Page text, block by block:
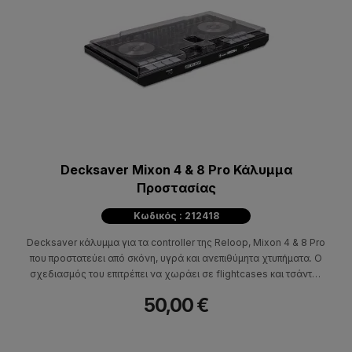
Decksaver Mixon 4 & 8 Pro Κάλυμμα
Προστασίας
Κωδικός : 212418
Decksaver κάλυμμα για τα controller της Reloop, Mixon 4 & 8 Pro
που προστατεύει από σκόνη, υγρά και ανεπιθύμητα χτυπήματα. Ο
σχεδιασμός του επιτρέπει να χωράει σε flightcases και τσάντες
50,00 €